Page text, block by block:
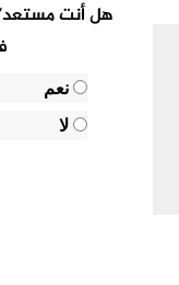
هل أنت
نعم
لا